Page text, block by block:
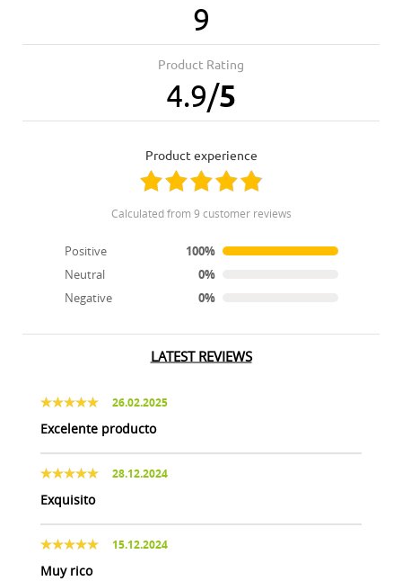
9
Product Rating
4.9/5
product experience
calculated from 9 customer reviews
Positive
100%
Neutral
0%
Negative
0%
LATEST REVIEWS
26.02.2025
Excelente producto
28.12.2024
Exquisito
15.12.2024
Muy rico